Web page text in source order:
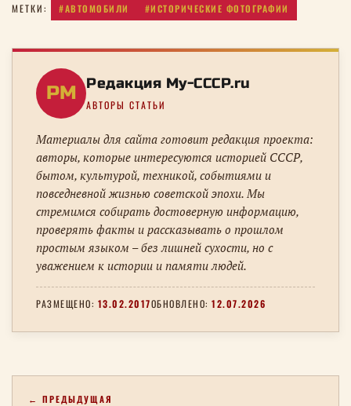
МЕТКИ: #АВТОМОБИЛИ #ИСТОРИЧЕСКИЕ ФОТОГРАФИИ
РM Редакция My-CCCP.ru
АВТОРЫ СТАТЬИ
Материалы для сайта готовит редакция проекта:
авторы, которые интересуются историей СССР,
бытом, культурой, техникой, событиями и
повседневной жизнью советской эпохи. Мы
стремимся собирать достоверную информацию,
проверять факты и рассказывать о прошлом
простым языком – без лишней сухости, но с
уважением к истории и памяти людей.
РАЗМЕЩЕНО: 13.02.2017ОБНОВЛЕНО: 12.07.2026
← ПРЕДЫДУЩАЯ